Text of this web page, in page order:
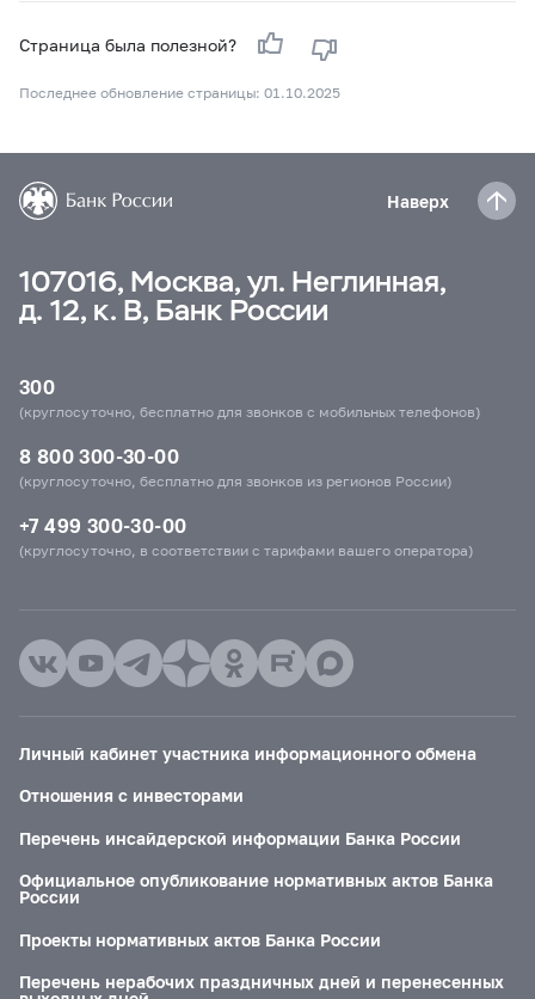
Страница была полезной?
Последнее обновление страницы: 01.10.2025
Наверх
107016, Москва, ул. Неглинная,
д. 12, к. В, Банк России
300
(круглосуточно, бесплатно для звонков с мобильных телефонов)
8 800 300-30-00
(круглосуточно, бесплатно для звонков из регионов России)
+7 499 300-30-00
(круглосуточно, в соответствии с тарифами вашего оператора)
Личный кабинет участника информационного обмена
Отношения с инвесторами
Перечень инсайдерской информации Банка России
Официальное опубликование нормативных актов Банка
России
Проекты нормативных актов Банка России
Перечень нерабочих праздничных дней и перенесенных